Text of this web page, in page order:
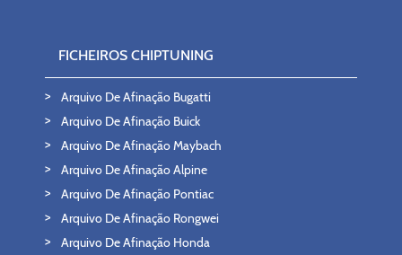
FICHEIROS CHIPTUNING
Arquivo De Afinação Bugatti
Arquivo De Afinação Buick
Arquivo De Afinação Maybach
Arquivo De Afinação Alpine
Arquivo De Afinação Pontiac
Arquivo De Afinação Rongwei
Arquivo De Afinação Honda